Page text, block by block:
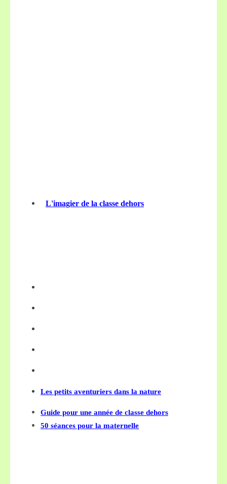
L'imagier de la classe dehors
Les petits aventuriers dans la nature
Guide pour une année de classe dehors
50 séances pour la maternelle